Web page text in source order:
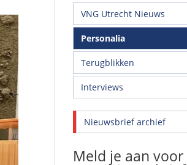
VNG Utrecht Nieuws
Personalia
Terugblikken
Interviews
Nieuwsbrief archief
Meld je aan voor